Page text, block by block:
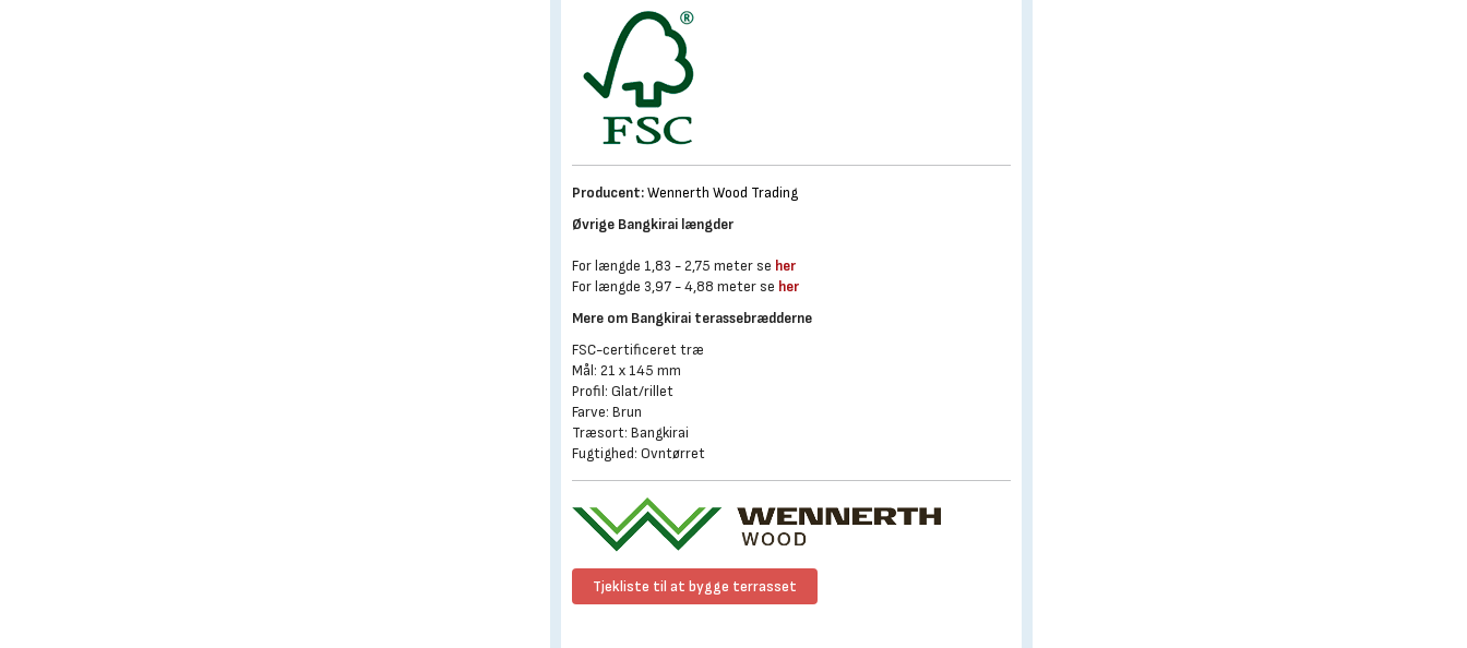
Producent:Wennerth Wood Trading
Øvrige Bangkirai længder
For længde 1,83 - 2,75 meter se her
For længde 3,97 - 4,88 meter se her
Mere om Bangkirai terassebrædderne
FSC-certificeret træ
Mål: 21 x 145 mm
Profil: Glat/rillet
Farve: Brun
Træsort: Bangkirai
Fugtighed: Ovntørret
Tjekliste til at bygge terrasset